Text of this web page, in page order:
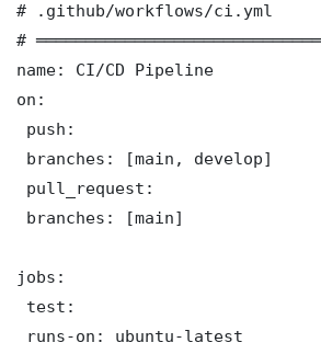
# .github/workflows/ci.yml
#
name: CI/CD Pipeline
on:
push:
branches: [main, develop]
pull_request:
branches: [main]
jobs:
test:
runs-on: ubuntu-latest